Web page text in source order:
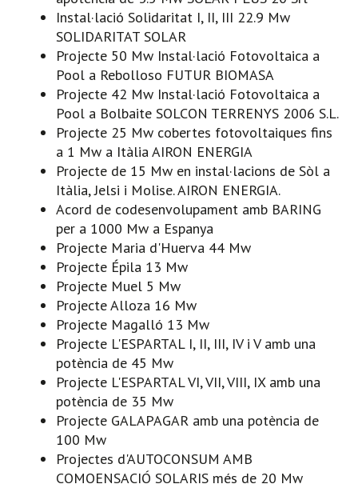
Instal·lació Solidaritat I, II, III 22.9 Mw
SOLIDARITAT SOLAR
Projecte 50 Mw Instal·lació Fotovoltaica a
Pool a Rebolloso FUTUR BIOMASA
Projecte 42 Mw Instal·lació Fotovoltaica a
Pool a Bolbaite SOLCON TERRENYS 2006 S.L.
Projecte 25 Mw cobertes fotovoltaiques fins
a 1 Mw a Itàlia AIRON ENERGIA
Projecte de 15 Mw en instal·lacions de Sòl a
Itàlia, Jelsi i Molise. AIRON ENERGIA.
Acord de codesenvolupament amb BARING
per a 1000 Mw a Espanya
Projecte Maria d'Huerva 44 Mw
Projecte Épila 13 Mw
Projecte Muel 5 Mw
Projecte Alloza 16 Mw
Projecte Magalló 13 Mw
Projecte L'ESPARTAL I, II, III, IV i V amb una
potència de 45 Mw
Projecte L'ESPARTAL VI, VII, VIII, IX amb una
potència de 35 Mw
Projecte GALAPAGAR amb una potència de
100 Mw
Projectes d'AUTOCONSUM AMB
COMOENSACIÓ SOLARIS més de 20 Mw